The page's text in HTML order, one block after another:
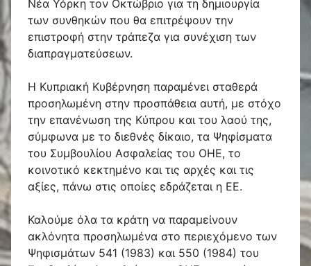
Νέα Υόρκη τον Οκτώβριο για τη δημιουργία
των συνθηκών που θα επιτρέψουν την
επιστροφή στην τράπεζα για συνέχιση των
διαπραγματεύσεων.
Η Κυπριακή Κυβέρνηση παραμένει σταθερά
προσηλωμένη στην προσπάθεια αυτή, με στόχο
την επανένωση της Κύπρου και του λαού της,
σύμφωνα με το διεθνές δίκαιο, τα Ψηφίσματα
του Συμβουλίου Ασφαλείας του ΟΗΕ, το
κοινοτικό κεκτημένο και τις αρχές και τις
αξίες, πάνω στις οποίες εδράζεται η ΕΕ.
Καλούμε όλα τα κράτη να παραμείνουν
ακλόνητα προσηλωμένα στο περιεχόμενο των
Ψηφισμάτων 541 (1983) και 550 (1984) του